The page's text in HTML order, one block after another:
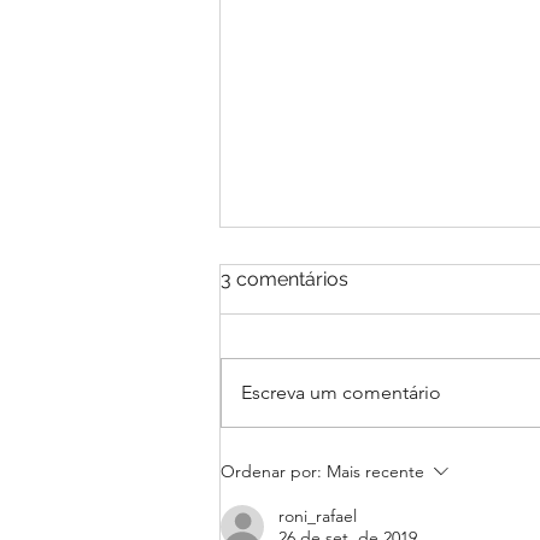
Um 2022 Com Mais
Consciência
3 comentários
Escreva um comentário
Ordenar por: Mais recente
roni_rafael